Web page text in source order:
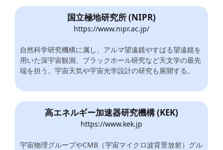
国立極地研究所 (NIPR)
https://www.nipr.ac.jp/
自然科学研究機構に属し、アルマ望遠鏡やすばる望遠鏡を
用いた深宇宙観測、ブラックホール研究など天文学の最先
端を担う。宇宙天気や宇宙光学設計の研究も展開する。
高エネルギー加速器研究機構 (KEK)
https://www.kek.jp
宇宙物理グループやCMB（宇宙マイクロ波背景放射）グル